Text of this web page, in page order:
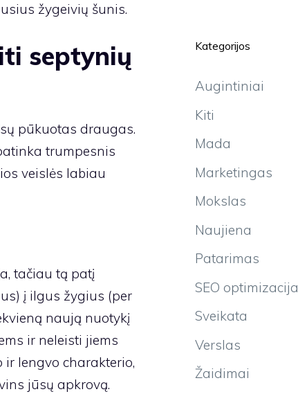
žygeivių šunis.
septynių
pūkuotas draugas.
trumpesnis
veislės labiau
tačiau tą patį
į ilgus žygius (per
naują nuotykį
ir neleisti jiems
ir lengvo charakterio,
jūsų apkrovą.
Kategorijos
Augintiniai
Kiti
Mada
Marketingas
Mokslas
Naujiena
Patarimas
SEO optimizacija
Sveikata
Verslas
Žaidimai